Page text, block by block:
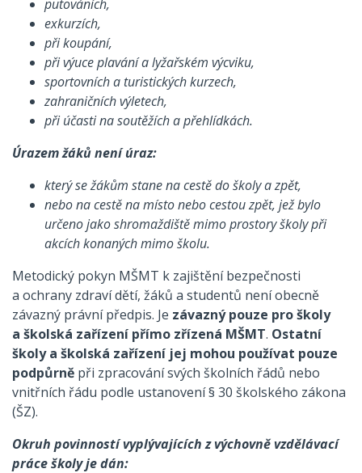
putováních,
exkurzích,
při koupání,
při výuce plavání a lyžařském výcviku,
sportovních a turistických kurzech,
zahraničních výletech,
při účasti na soutěžích a přehlídkách.
Úrazem žáků není úraz:
který se žákům stane na cestě do školy a zpět,
nebo na cestě na místo nebo cestou zpět, jež bylo
určeno jako shromaždiště mimo prostory školy při
akcích konaných mimo školu.
Metodický pokyn MŠMT k zajištění bezpečnosti
a ochrany zdraví dětí, žáků a studentů není obecně
závazný právní předpis. Je závazný pouze pro školy
a školská zařízení přímo zřízená MŠMT. Ostatní
školy a školská zařízení jej mohou používat pouze
podpůrně při zpracování svých školních řádů nebo
vnitřních řádu podle ustanovení § 30 školského zákona
(ŠZ).
Okruh povinností vyplývajících z výchovně vzdělávací
práce školy je dán: